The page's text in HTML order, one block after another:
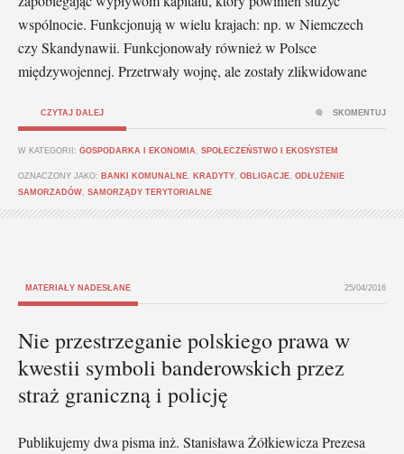
wspólnocie. Funkcjonują w wielu krajach: np. w Niemczech
czy Skandynawii. Funkcjonowały również w Polsce
międzywojennej. Przetrwały wojnę, ale zostały zlikwidowane
CZYTAJ DALEJ
W KATEGORII: GOSPODARKA I EKONOMIA SPOŁECZEŃSTWO I EKOSYSTEM
OZNACZONY JAKO: BANKI KOMUNALNE KRADYTY OBLIGACJE ODŁUŻENIE
SAMORZADÓW SAMORZĄDY TERYTORIALNE
SKOMENTUJ
MATERIAŁY NADESŁANE 25/04/2016
Nie przestrzeganie polskiego prawa w
kwestii symboli banderowskich przez
straż graniczną i policję
Publikujemy dwa pisma inż. Stanisława Żółkiewicza Prezesa